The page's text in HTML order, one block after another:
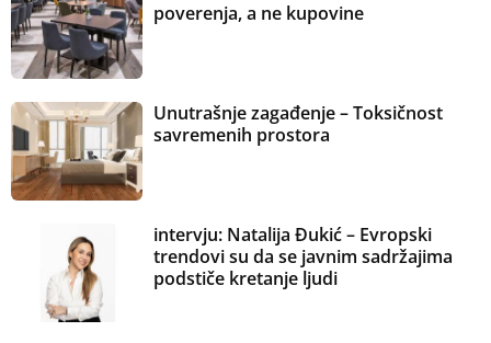
poverenja, a ne kupovine
Unutrašnje zagađenje – Toksičnost
savremenih prostora
intervju: Natalija Đukić – Evropski
trendovi su da se javnim sadržajima
podstiče kretanje ljudi